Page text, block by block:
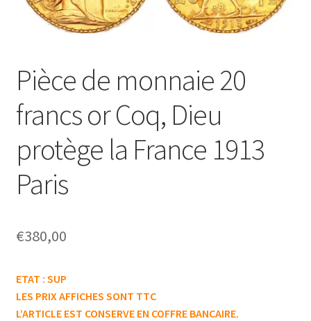
Pièce de monnaie 20
francs or Coq, Dieu
protège la France 1913
Paris
€380,00
ETAT : SUP
LES PRIX AFFICHES SONT TTC
L’ARTICLE EST CONSERVE EN COFFRE BANCAIRE.